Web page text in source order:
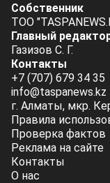
Собственник
ТОО
Главный
Газизов С. Г.
Контакты
+7 (707) 679 34 35
info@taspanews.kz
г. Алматы, мкр.
Правила
Проверка фактов
Реклама на сайте
Контакты
О нас